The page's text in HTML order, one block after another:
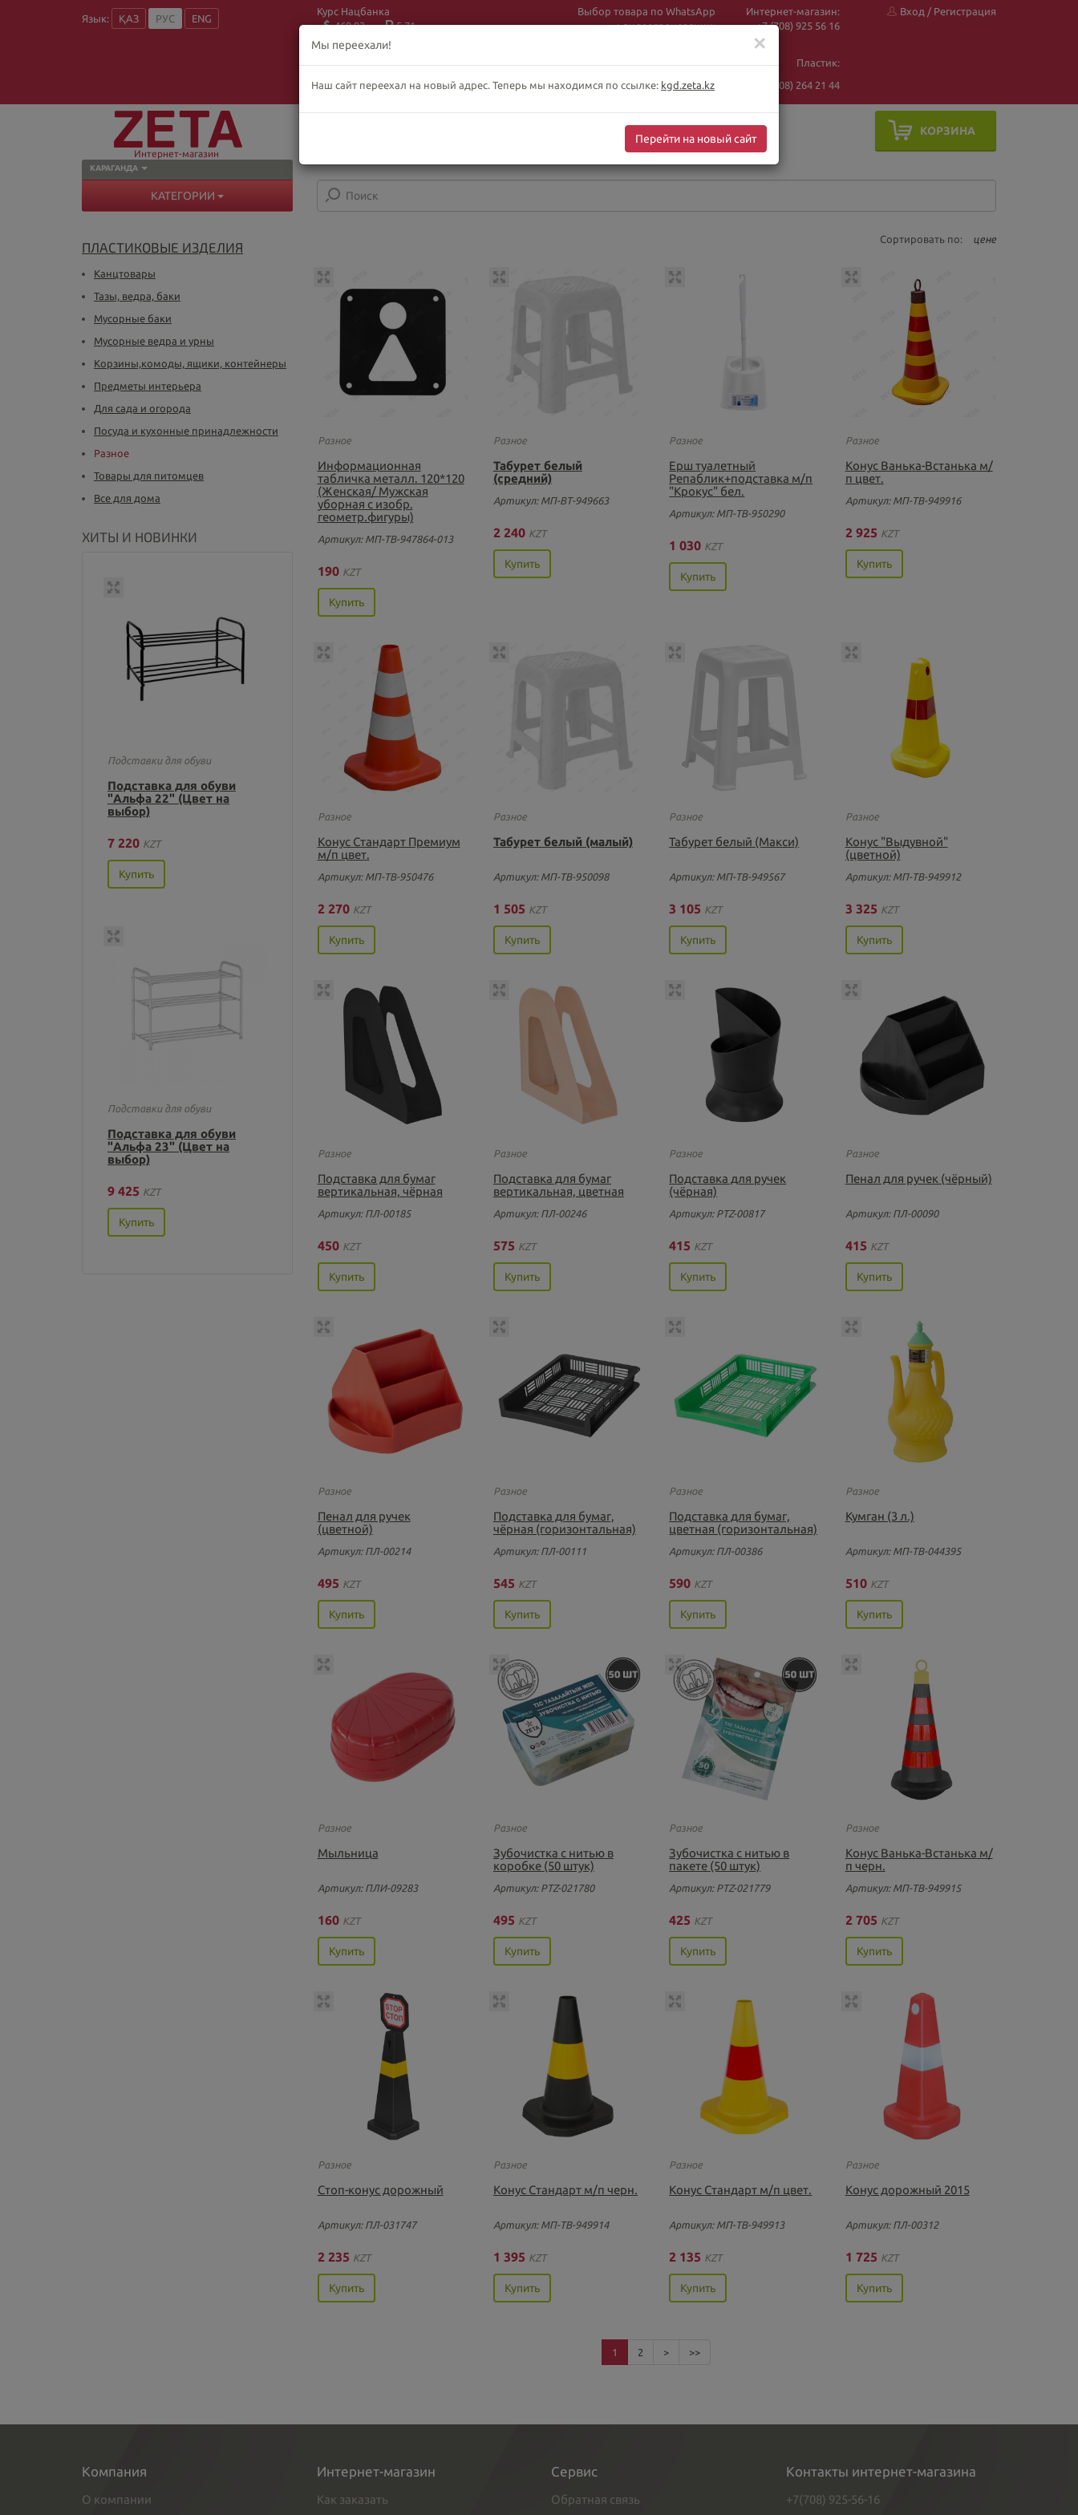
Язык: ҚАЗ РУС ENG
Курс Нацбанка
469.93
5.71
Выбор товара по WhatsApp
+ видеотрансляции:
Интернет-магазин:
+7 (708) 925 56 16
Пластик:
+7 (708) 264 21 44
Вход / Регистрация
КАРАГАНДА
Интернет-магазин
КОРЗИНА
КАТЕГОРИИ
ПЛАСТИКОВЫЕ ИЗДЕЛИЯ
Канцтовары
Тазы, ведра, баки
Мусорные баки
Мусорные ведра и урны
Корзины,комоды, ящики, контейнеры
Предметы интерьера
Для сада и огорода
Посуда и кухонные принадлежности
Разное
Товары для питомцев
Все для дома
ХИТЫ И НОВИНКИ
Подставки для обуви
Подставка для обуви
"Альфа 22" (Цвет на
выбор)
7 220 KZT
Купить
Подставки для обуви
Подставка для обуви
"Альфа 23" (Цвет на
выбор)
9 425 KZT
Купить
Сортировать по: цене
Разное
Информационная
табличка металл. 120*120
(Женская/ Мужская
уборная с изобр.
геометр.фигуры)
Артикул: МП-ТВ-947864-013
190 KZT
Купить
Разное
Табурет белый
(средний)
Артикул: МП-ВТ-949663
2 240 KZT
Купить
Разное
Ерш туалетный
Репаблик+подставка м/п
"Крокус" бел.
Артикул: МП-ТВ-950290
1 030 KZT
Купить
Разное
Конус Ванька-Встанька м/
п цвет.
Артикул: МП-ТВ-949916
2 925 KZT
Купить
Разное
Конус Стандарт Премиум
м/п цвет.
Артикул: МП-ТВ-950476
2 270 KZT
Купить
Разное
Табурет белый (малый)
Артикул: МП-ТВ-950098
1 505 KZT
Купить
Разное
Табурет белый (Макси)
Артикул: МП-ТВ-949567
3 105 KZT
Купить
Разное
Конус "Выдувной"
(цветной)
Артикул: МП-ТВ-949912
3 325 KZT
Купить
Разное
Подставка для бумаг
вертикальная, чёрная
Артикул: ПЛ-00185
450 KZT
Купить
Разное
Подставка для бумаг
вертикальная, цветная
Артикул: ПЛ-00246
575 KZT
Купить
Разное
Подставка для ручек
(чёрная)
Артикул: PTZ-00817
415 KZT
Купить
Разное
Пенал для ручек (чёрный)
Артикул: ПЛ-00090
415 KZT
Купить
Разное
Пенал для ручек
(цветной)
Артикул: ПЛ-00214
495 KZT
Купить
Разное
Подставка для бумаг,
чёрная (горизонтальная)
Артикул: ПЛ-00111
545 KZT
Купить
Разное
Подставка для бумаг,
цветная (горизонтальная)
Артикул: ПЛ-00386
590 KZT
Купить
Разное
Кумган (3 л.)
Артикул: МП-ТВ-044395
510 KZT
Купить
Разное
Мыльница
Артикул: ПЛИ-09283
160 KZT
Купить
Разное
Зубочистка с нитью в
коробке (50 штук)
Артикул: PTZ-021780
495 KZT
Купить
Разное
Зубочистка с нитью в
пакете (50 штук)
Артикул: PTZ-021779
425 KZT
Купить
Разное
Конус Ванька-Встанька м/
п черн.
Артикул: МП-ТВ-949915
2 705 KZT
Купить
Разное
Стоп-конус дорожный
Артикул: ПЛ-031747
2 235 KZT
Купить
Разное
Конус Стандарт м/п черн.
Артикул: МП-ТВ-949914
1 395 KZT
Купить
Разное
Конус Стандарт м/п цвет.
Артикул: МП-ТВ-949913
2 135 KZT
Купить
Разное
Конус дорожный 2015
Артикул: ПЛ-00312
1 725 KZT
Купить
1 2 > >>
Компания
О компании
Интернет-магазин
Как заказать
Сервис
Обратная связь
Контакты интернет-магазина
+7(708) 925-56-16
✕
Мы переехали!
Наш сайт переехал на новый адрес. Теперь мы находимся по ссылке: kgd.zeta.kz
Перейти на новый сайт